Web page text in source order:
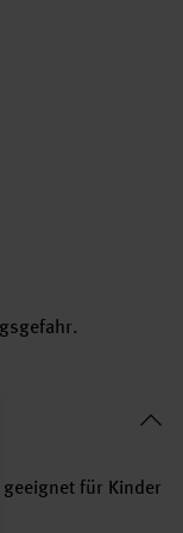
geeignet für Kinder